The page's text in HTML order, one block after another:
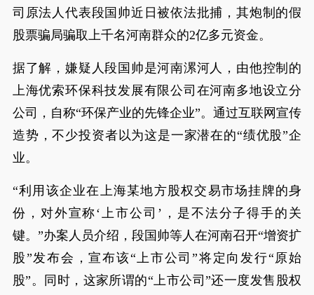
司原法人代表段国帅近日被依法批捕，其炮制的假
股票骗局骗取上千名河南群众的2亿多元资金。
据了解，嫌疑人段国帅是河南漯河人，由他控制的
上海优索环保科技发展有限公司在河南多地设立分
公司，自称“环保产业的先锋企业”。通过互联网宣传
造势，不少投资者以为这是一家潜在的“绩优股”企
业。
“利用该企业在上海某地方股权交易市场挂牌的身
份，对外宣称‘上市公司’，是不法分子得手的关
键。”办案人员介绍，段国帅等人在河南召开“增资扩
股”发布会，宣布该“上市公司”将定向发行“原始
股”。同时，这家所谓的“上市公司”还一度发售股权